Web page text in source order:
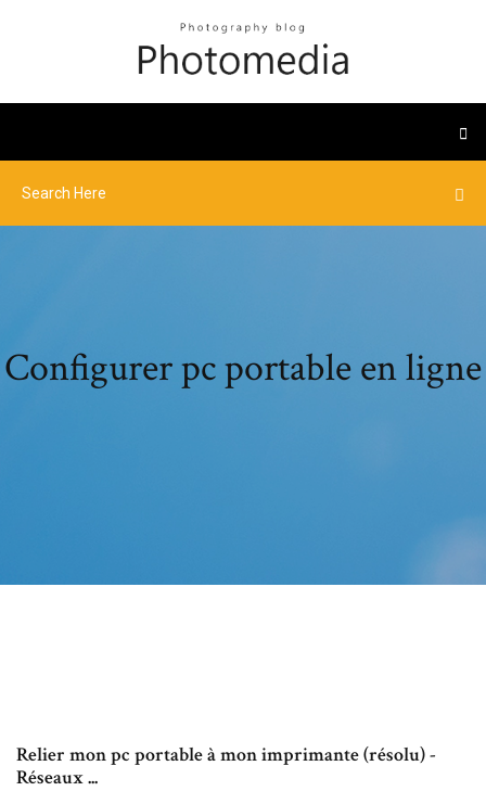
Configurer pc portable en ligne
Relier mon pc portable à mon imprimante (résolu) -
Réseaux ...